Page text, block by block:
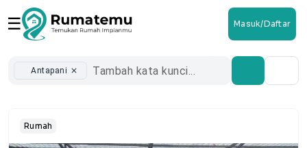
☰ Masuk/Daftar
Antapani close
Rumah